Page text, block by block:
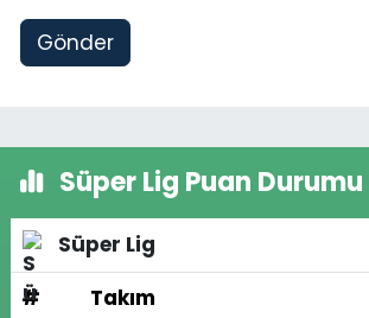
Gönder
Süper Lig Puan Durumu
Süper Lig
#
Takım